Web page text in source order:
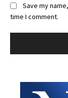
Save my
time I comment.